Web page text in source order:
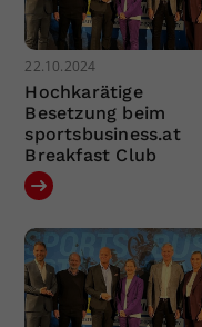
22.10.2024
Hochkarätige
Besetzung beim
sportsbusiness.at
Breakfast Club